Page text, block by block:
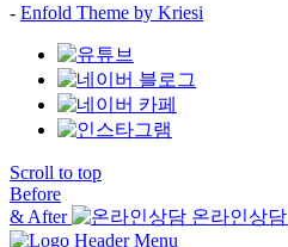
- Enfold Theme by Kriesi
Scroll to top
Before
& After
온라인상담